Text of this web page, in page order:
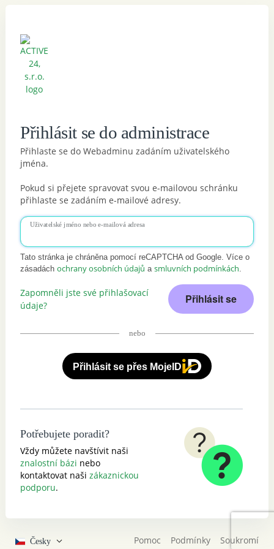
Přihlásit se do administrace
Přihlaste se do Webadminu zadáním uživatelského
jména.
Pokud si přejete spravovat svou e-mailovou schránku
přihlaste se zadáním e-mailové adresy.
Uživatelské jméno nebo e-mailová adresa
Tato stránka je chráněna pomocí reCAPTCHA od Google. Více o
zásadách ochrany osobních údajů a smluvních podmínkách.
Zapomněli jste své přihlašovací
údaje?
Přihlásit se
nebo
Přihlásit se přes MojeID
Potřebujete poradit?
Vždy můžete navštívit naši
znalostní bázi nebo
kontaktovat naši zákaznickou
podporu.
Česky Pomoc Podmínky Soukromí